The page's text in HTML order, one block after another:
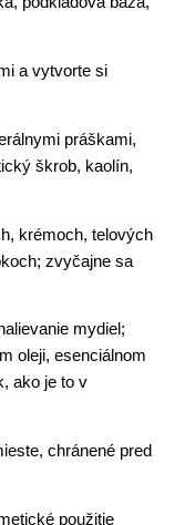
a vytvorte si
práškami,
škrob, kaolín,
krémoch, telových
zvyčajne sa
mydiel;
oleji, esenciálnom
ako je to v
chránené pred
použitie